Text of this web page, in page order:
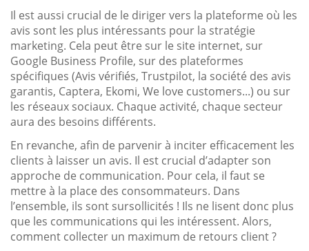
Il est aussi crucial de le diriger vers la plateforme où les
avis sont les plus intéressants pour la stratégie
marketing. Cela peut être sur le site internet, sur
Google Business Profile, sur des plateformes
spécifiques (Avis vérifiés, Trustpilot, la société des avis
garantis, Captera, Ekomi, We love customers...) ou sur
les réseaux sociaux. Chaque activité, chaque secteur
aura des besoins différents.
En revanche, afin de parvenir à inciter efficacement les
clients à laisser un avis. Il est crucial d’adapter son
approche de communication. Pour cela, il faut se
mettre à la place des consommateurs. Dans
l’ensemble, ils sont sursollicités ! Ils ne lisent donc plus
que les communications qui les intéressent. Alors,
comment collecter un maximum de retours client ?